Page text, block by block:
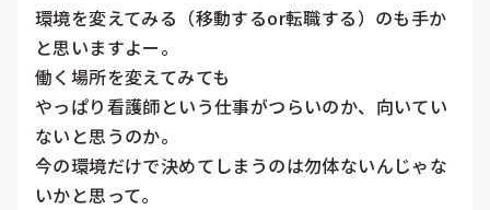
環境を変えてみる（移動するor転職する）のも手か
と思いますよー。
働く場所を変えてみても
やっぱり看護師という仕事がつらいのか、向いてい
ないと思うのか。
今の環境だけで決めてしまうのは勿体ないんじゃな
いかと思って。